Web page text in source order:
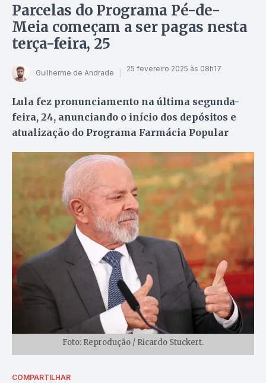
Parcelas do Programa Pé-de-
Meia começam a ser pagas nesta
terça-feira, 25
Guilherme de Andrade 25 fevereiro 2025 às 08h17
Lula fez pronunciamento na última segunda-
feira, 24, anunciando o início dos depósitos e
atualização do Programa Farmácia Popular
Foto: Reprodução / Ricardo Stuckert.
COMPARTILHAR